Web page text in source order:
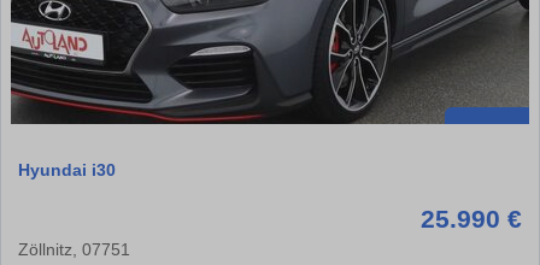
Hyundai i30
25.990 €
Zöllnitz, 07751